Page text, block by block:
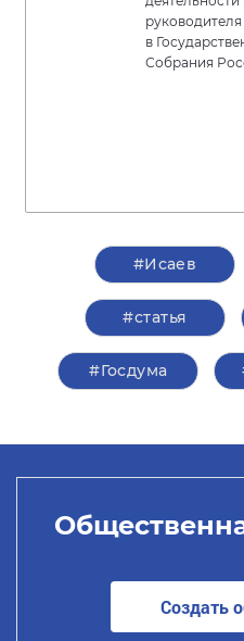
в
Собрания
#Исаев
#статья
#Госдума
Создать